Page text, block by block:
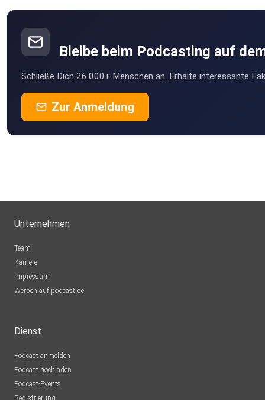
Bleibe beim Podcasting auf
Schließe Dich 26.000+ Menschen an. Erhalte interessante
Zur Anmeldung
Unternehmen
Team
Karriere
Impressum
Werben auf podcast.de
Dienst
Podcast anmelden
Podcast hochladen
Podcast-Events
Registrierung